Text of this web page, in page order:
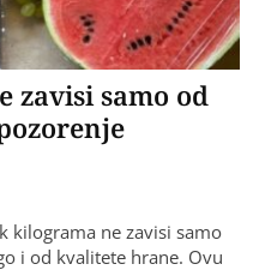
zavisi samo od
kilograma ne zavisi samo
i od kvalitete hrane. Ovu